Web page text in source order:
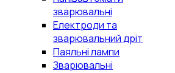
зварювальні
Електроди та
зварювальний дріт
Паяльні лампи
Зварювальні